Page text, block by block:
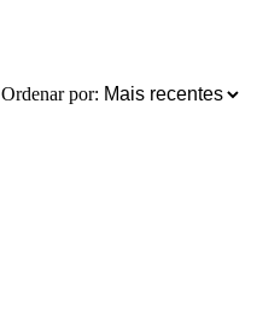
Ordenar por: